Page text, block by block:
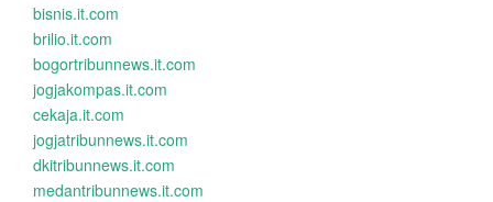
bisnis.it.com
brilio.it.com
bogortribunnews.it.com
jogjakompas.it.com
cekaja.it.com
jogjatribunnews.it.com
dkitribunnews.it.com
medantribunnews.it.com